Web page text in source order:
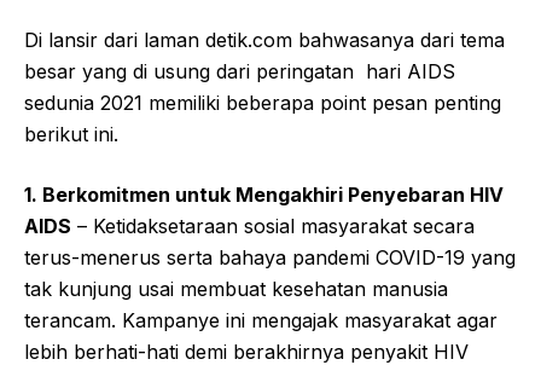
Di lansir dari laman detik.com bahwasanya dari tema
besar yang di usung dari peringatan hari AIDS
sedunia 2021 memiliki beberapa point pesan penting
berikut ini.
1. Berkomitmen untuk Mengakhiri Penyebaran HIV
AIDS – Ketidaksetaraan sosial masyarakat secara
terus-menerus serta bahaya pandemi COVID-19 yang
tak kunjung usai membuat kesehatan manusia
terancam. Kampanye ini mengajak masyarakat agar
lebih berhati-hati demi berakhirnya penyakit HIV